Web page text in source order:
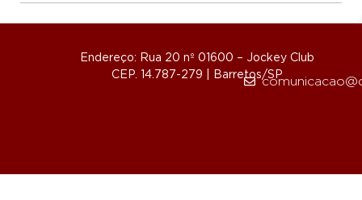
Endereço: Rua 20 nº 01600 – Jockey Club
CEP. 14.787-279 | Barretos/SP